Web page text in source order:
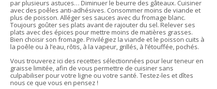
par plusieurs astuces… Diminuer le beurre des gâteaux. Cuisiner
avec des poêles anti-adhésives. Consommer moins de viande et
plus de poisson. Alléger ses sauces avec du fromage blanc.
Toujours goûter ses plats avant de rajouter du sel. Relever ses
plats avec des épices pour mettre moins de matières grasses.
Bien choisir son fromage. Privilégiez la viande et le poisson cuits à
la poêle ou à l’eau, rôtis, à la vapeur, grillés, à l’étouffée, pochés.
Vous trouverez ici des recettes sélectionnées pour leur teneur en
graisse limitée, afin de vous permettre de cuisiner sans
culpabiliser pour votre ligne ou votre santé. Testez-les et dîtes
nous ce que vous en pensez !